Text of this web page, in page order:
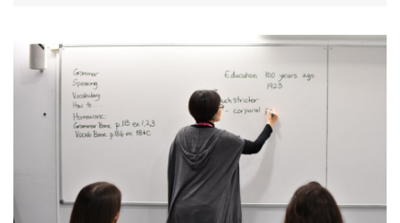
Imagen